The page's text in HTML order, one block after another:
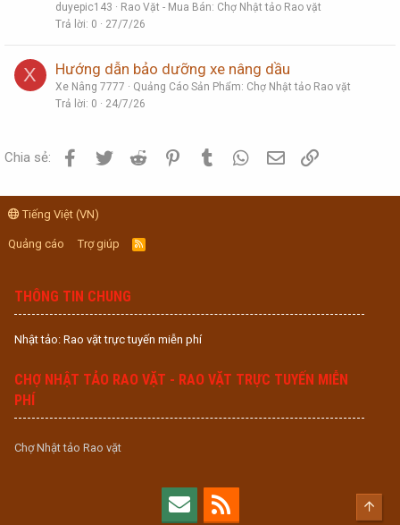
duyepic143
Rao Vặt - Mua Bán: Chợ Nhật tảo Rao vặt
Trả lời 0 27/7/26
X Hướng dẫn bảo dưỡng xe nâng dầu
Xe Nâng 7777
Quảng Cáo Sản Phẩm: Chợ Nhật tảo Rao vặt
Trả lời 0 24/7/26
Chia sẻ: Facebook
Twitter Reddit PinterestTumblr WhatsApp
Email
Tiếng Việt (VN)
Quảng cáo Trợ giúp
R
S
THÔNG TIN CHUNG
Nhật tảo: Rao vặt trực tuyến miễn phí
CHỢ NHẬT TẢO RAO VẶT - RAO VẶT TRỰC TUYẾN MIỄN
PHÍ
Chợ Nhật tảo Rao vặt
Top